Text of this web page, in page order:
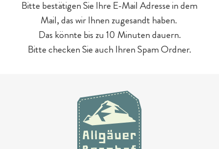
Bitte bestätigen Sie Ihre E-Mail Adresse in dem
Mail, das wir Ihnen zugesandt haben.
Das könnte bis zu 10 Minuten dauern.
Bitte checken Sie auch Ihren Spam Ordner.
Hotelurlaub - 5 Gründe
Streichelzoo
Outdoor-Sport & Tennis
Spa für Mama & Papa
Familien mit Hund